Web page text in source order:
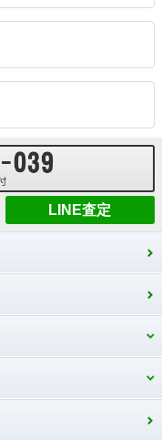
LINE査定